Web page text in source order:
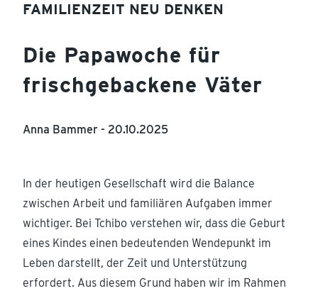
FAMILIENZEIT NEU DENKEN
Die Papawoche für
frischgebackene Väter
Anna Bammer - 20.10.2025
In der heutigen Gesellschaft wird die Balance
zwischen Arbeit und familiären Aufgaben immer
wichtiger. Bei Tchibo verstehen wir, dass die Geburt
eines Kindes einen bedeutenden Wendepunkt im
Leben darstellt, der Zeit und Unterstützung
erfordert. Aus diesem Grund haben wir im Rahmen